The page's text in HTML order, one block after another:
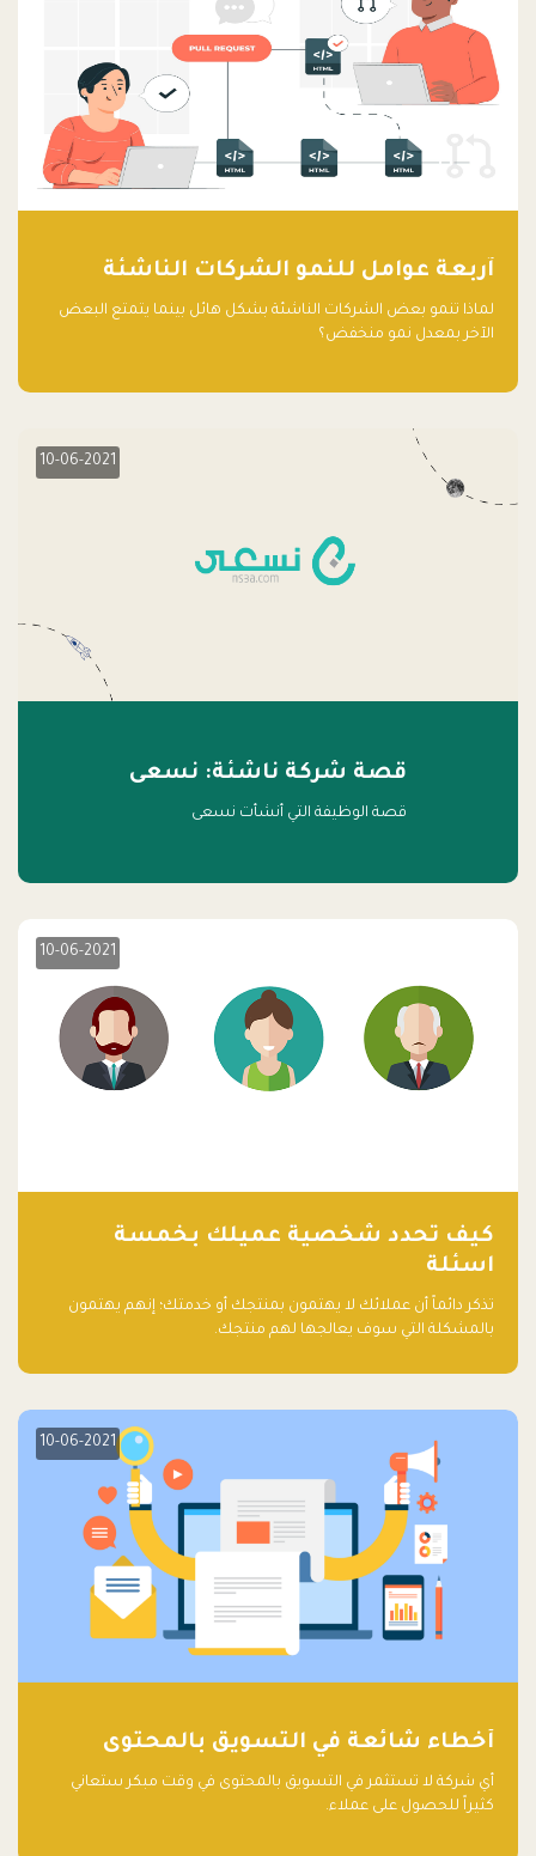
آربعة عوامل للنمو الشركات الناشئة
لماذا تنمو بعض الشركات الناشئة بشكل هائل بينما يتمتع البعض
الآخر بمعدل نمو منخفض؟
10-06-2021
قصة شركة ناشئة: نسعى
قصة الوظيفة التي أنشأت نسعى
10-06-2021
كيف تحدد شخصية عميلك بخمسة
اسئلة
تذكر دائماً أن عملائك لا يهتمون بمنتجك أو خدمتك؛ إنهم يهتمون
بالمشكلة التي سوف يعالجها لهم منتجك.
10-06-2021
أخطاء شائعة في التسويق بالمحتوى
أي شركة لا تستثمر في التسويق بالمحتوى في وقت مبكر ستعاني
كثيراً للحصول على عملاء.